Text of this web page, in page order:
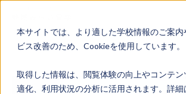
本サイトでは、より適した学校情報のご案内
ビス改善のため、Cookieを使用しています。
取得した情報は、閲覧体験の向上やコンテン
適化、利用状況の分析に活用されます。詳細
地域みらい留学のすすめかた
地域みらい留学とは